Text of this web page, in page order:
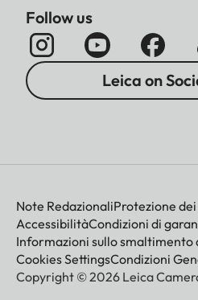
Follow us
Leica on
Note RedazionaliProtezione
AccessibilitàCondizioni di
Informazioni sullo smaltimento
Cookies SettingsCondizioni
Copyright © 2026 Leica